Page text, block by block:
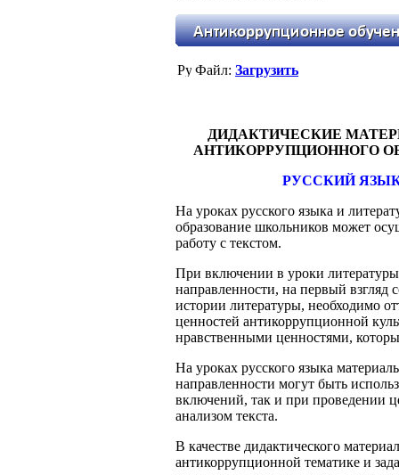
Файл: Загрузить
ДИДАКТИЧЕСКИЕ
АНТИКОРРУПЦИОННОГО
РУССКИЙ
На уроках русского языка и
образование школьников может
работу с текстом.
При включении в уроки
направленности, на первый взгляд
истории литературы, необходимо
ценностей антикоррупционной
нравственными ценностями,
На уроках русского языка
направленности могут быть
включений, так и при проведении
анализом текста.
В качестве дидактического
антикоррупционной тематике и